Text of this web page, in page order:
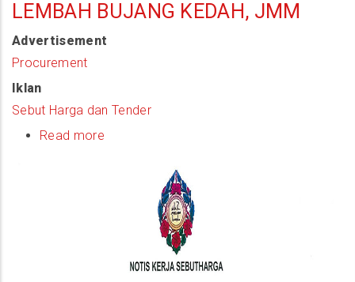
LEMBAH BUJANG KEDAH, JMM
Advertisement
Procurement
Iklan
Sebut Harga dan Tender
Read more
Senggaraan
Elektrik